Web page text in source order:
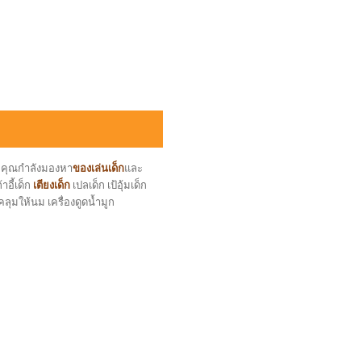
ณกำลังมองหาของเล่นเด็กและ
อี้เด็ก เตียงเด็ก เปลเด็ก เป้อุ้มเด็ก
ลุมให้นม เครื่องดูดน้ำมูก